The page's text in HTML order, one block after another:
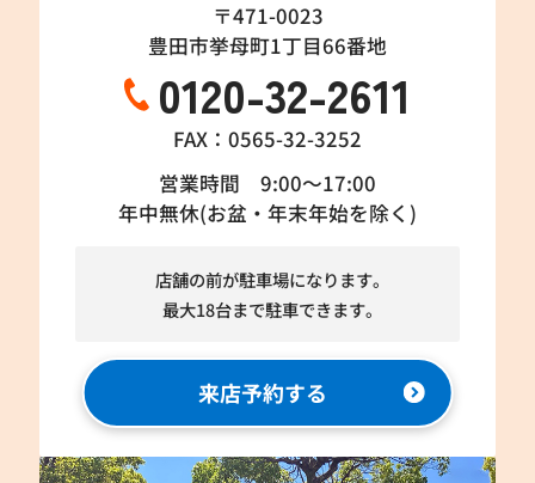
〒471-0023
豊田市挙母町1丁目66番地
0120-32-2611
FAX：0565-32-3252
営業時間 9:00～17:00
年中無休(お盆・年末年始を除く)
店舗の前が駐車場になります。
最大18台まで駐車できます。
来店予約する